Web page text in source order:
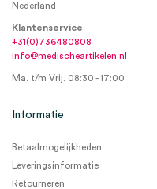
Nederland
Klantenservice
+31(0)736480808
info@medischeartikelen.nl
Ma. t/m Vrij. 08:30 - 17:00
Informatie
Betaalmogelijkheden
Leveringsinformatie
Retourneren